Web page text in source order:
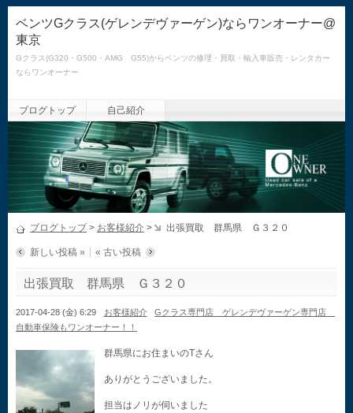
ベンツGクラス(ゲレンデヴァーゲン)ならワンオーナー@
東京
Gクラス(G320・G500・AMG G55)からベンツの修理・買取・輸入車販売・レンタカー
ならワンオーナー
ブログトップ 自己紹介
ブログトップ> お客様紹介 > 出張買取 群馬県 Ｇ３２０
新しい投稿 » « 古い投稿
出張買取 群馬県 Ｇ３２０
2017-04-28 (金) 6:29 お客様紹介
Gクラス専門店 ゲレンデヴァーゲン専門店
自動車保険もワンオーナー！！
群馬県にお住まいのTさん
ありがとうございました。
担当はノリが伺いました